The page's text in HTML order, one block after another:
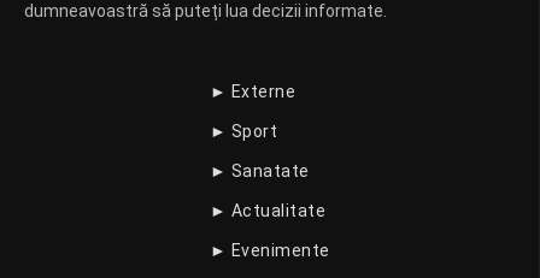
dumneavoastră să puteți lua decizii informate.
► Externe
► Sport
► Sanatate
► Actualitate
► Evenimente